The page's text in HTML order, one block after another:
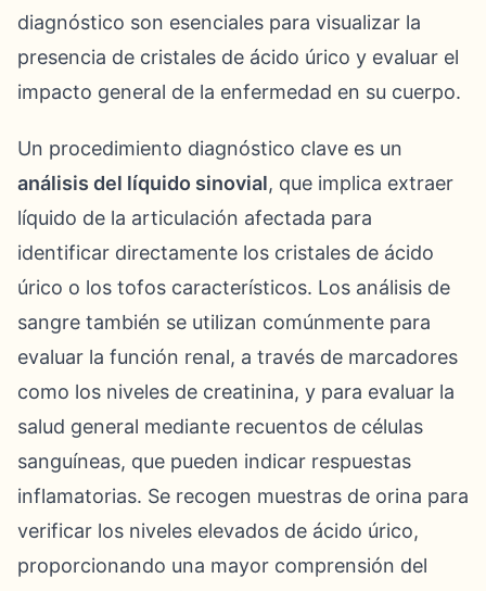
diagnóstico son esenciales para visualizar la
presencia de cristales de ácido úrico y evaluar el
impacto general de la enfermedad en su cuerpo.
Un procedimiento diagnóstico clave es un
análisis del líquido sinovial, que implica extraer
líquido de la articulación afectada para
identificar directamente los cristales de ácido
úrico o los tofos característicos. Los análisis de
sangre también se utilizan comúnmente para
evaluar la función renal, a través de marcadores
como los niveles de creatinina, y para evaluar la
salud general mediante recuentos de células
sanguíneas, que pueden indicar respuestas
inflamatorias. Se recogen muestras de orina para
verificar los niveles elevados de ácido úrico,
proporcionando una mayor comprensión del